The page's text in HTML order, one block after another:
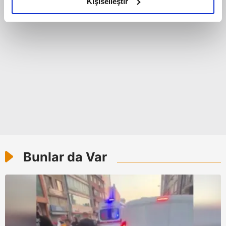
elimizden gelen çabayı gösterdiğimizi ve bu noktada,
reklamların maliyetlerimizi karşılamak noktasında tek gelir
toplumu hizmetlerinin sunulması amacıyla
kılınması ve kişiselleştirilmesi ve sizlere yönelik
reklam/pazarlama faaliyetlerinin yapılması, amaçlarıyla
sınırlı olarak açık rızanız dahilinde kullanılacaktır.
Bunlar da Var